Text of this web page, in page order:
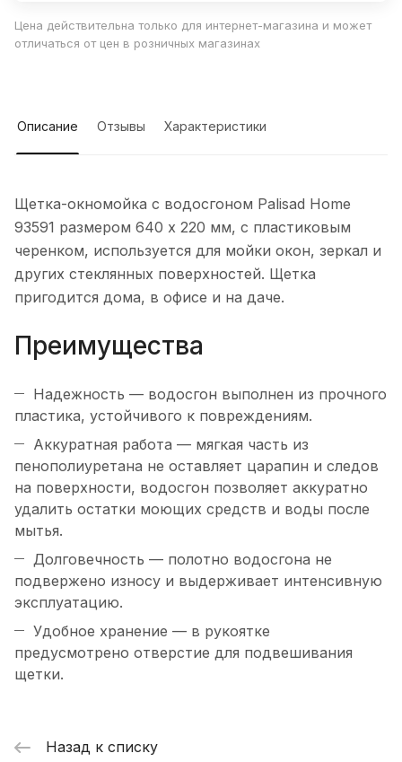
Цена действительна только для интернет-магазина и может
отличаться от цен в розничных магазинах
Описание Отзывы Характеристики
Щетка-окномойка с водосгоном Palisad Home
93591 размером 640 x 220 мм, с пластиковым
черенком, используется для мойки окон, зеркал и
других стеклянных поверхностей. Щетка
пригодится дома, в офисе и на даче.
Преимущества
Надежность — водосгон выполнен из прочного
пластика, устойчивого к повреждениям.
Аккуратная работа — мягкая часть из
пенополиуретана не оставляет царапин и следов
на поверхности, водосгон позволяет аккуратно
удалить остатки моющих средств и воды после
мытья.
Долговечность — полотно водосгона не
подвержено износу и выдерживает интенсивную
эксплуатацию.
Удобное хранение — в рукоятке
предусмотрено отверстие для подвешивания
щетки.
Назад к списку